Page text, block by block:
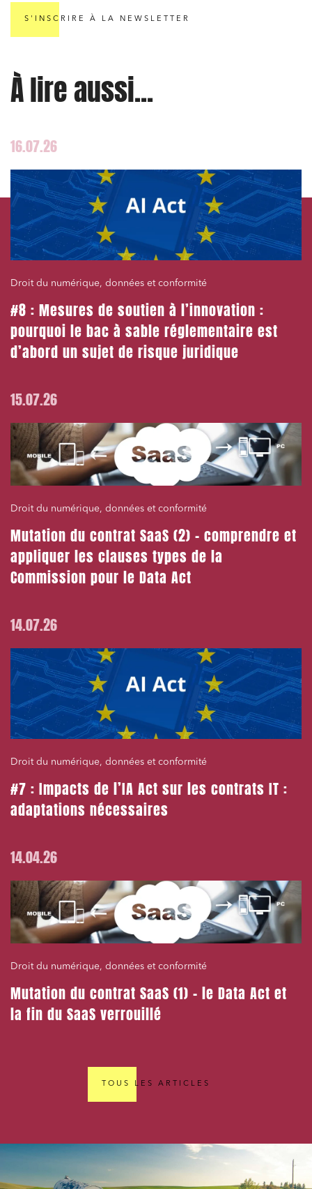
S'INSCRIRE À LA NEWSLETTER
À lire aussi...
16.07.26
Droit du numérique, données et conformité
#8 : Mesures de soutien à l’innovation :
pourquoi le bac à sable réglementaire est
d’abord un sujet de risque juridique
15.07.26
Droit du numérique, données et conformité
Mutation du contrat SaaS (2) – comprendre et
appliquer les clauses types de la
Commission pour le Data Act
14.07.26
Droit du numérique, données et conformité
#7 : Impacts de l’IA Act sur les contrats IT :
adaptations nécessaires
14.04.26
Droit du numérique, données et conformité
Mutation du contrat SaaS (1) – le Data Act et
la fin du SaaS verrouillé
TOUS LES ARTICLES